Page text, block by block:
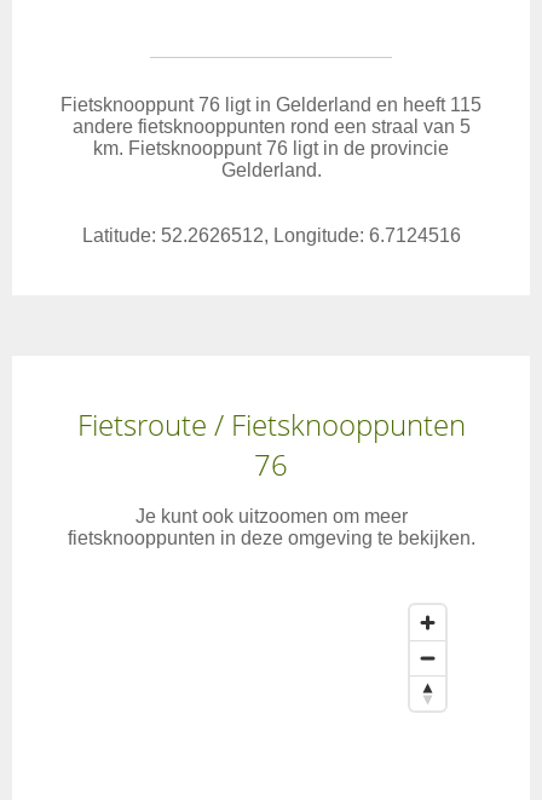
Fietsknooppunt 76 ligt in Gelderland en heeft 115
andere fietsknooppunten rond een straal van 5
km. Fietsknooppunt 76 ligt in de provincie
Gelderland.
Latitude: 52.2626512, Longitude: 6.7124516
Fietsroute / Fietsknooppunten
76
Je kunt ook uitzoomen om meer
fietsknooppunten in deze omgeving te bekijken.